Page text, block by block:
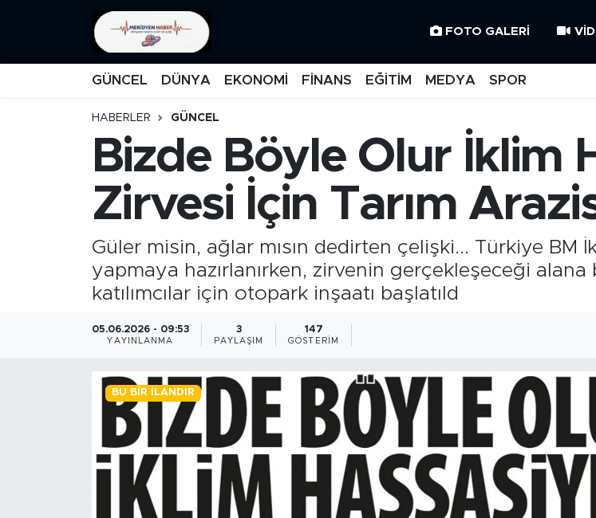
FOTO GALERI
GÜNCEL DÜNYA EKONOMİ FİNANS EĞİTİM MEDYA SPOR
HABERLER GÜNCEL
Bizde Böyle Olur İklim
Zirvesi İçin Tarım
Güler misin, ağlar mısın dedirten çelişki... Türkiye
yapmaya hazırlanırken, zirvenin gerçekleşeceği
katılımcılar için otopark inşaatı başlatıld
05.06.2026 - 09:53
YAYINLANMA
3
PAYLAŞIM
147
GÖSTERIM
BU BIR İLANDIR
MANŞET
FİNANS
DÜNYA
GÜNCEL
KARİKATÜR
BİLİM-TEKNOLOJİ
ANALİZ
İstanbul Namaz Vakitleri
Trafik Durumu
Süper Lig Puan Durumu ve Fikstür
Tüm Manşetler
Son Dakika Haberleri
Haber Arşivi